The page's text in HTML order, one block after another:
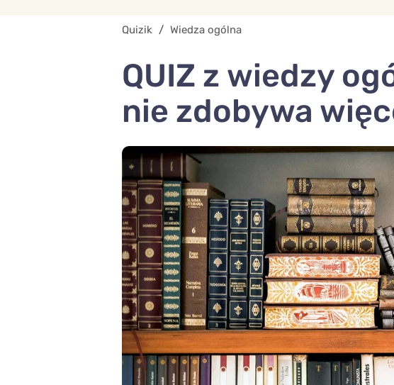
Quizik / Wiedza ogólna
QUIZ z wiedzy
nie zdobywa